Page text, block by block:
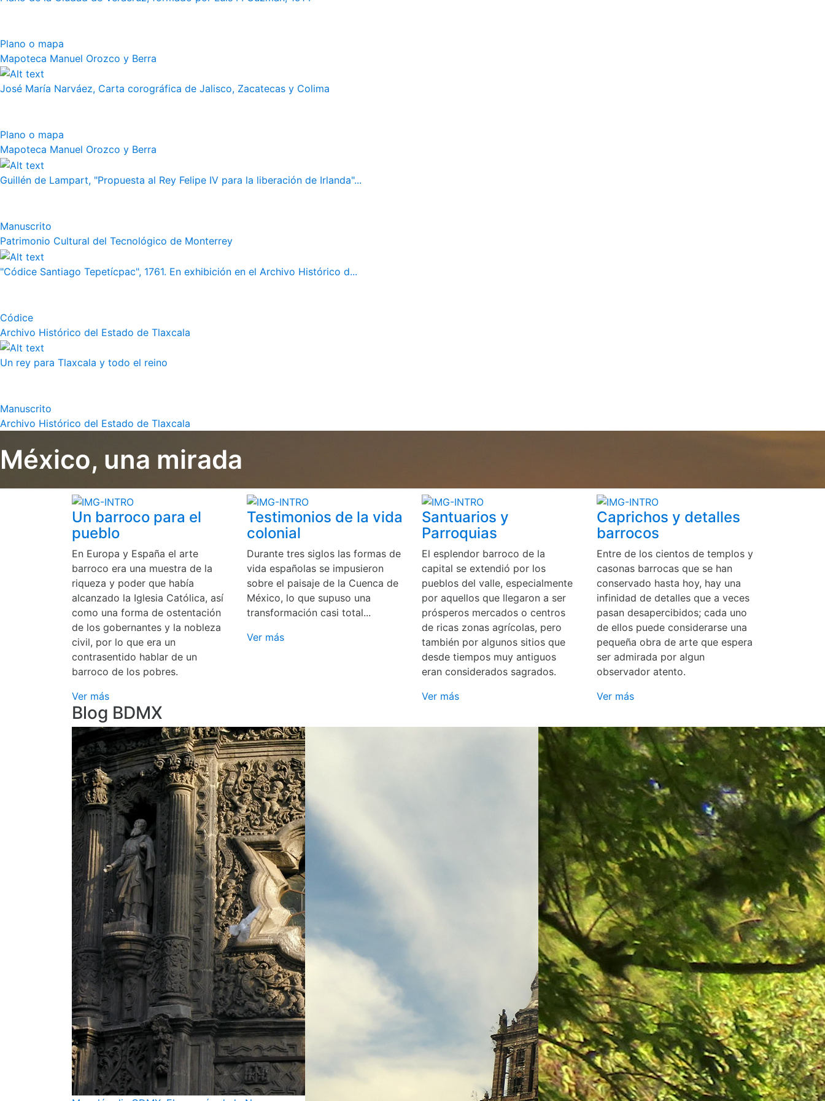
Plano o mapa
Mapoteca Manuel Orozco y Berra
José María Narváez, Carta corográfica de Jalisco, Zacatecas y Colima
Plano o mapa
Mapoteca Manuel Orozco y Berra
Guillén de Lampart, "Propuesta al Rey Felipe IV para la liberación de Irlanda"...
Manuscrito
Patrimonio Cultural del Tecnológico de Monterrey
"Códice Santiago Tepetícpac", 1761. En exhibición en el Archivo Histórico d...
Códice
Archivo Histórico del Estado de Tlaxcala
Un rey para Tlaxcala y todo el reino
Manuscrito
Archivo Histórico del Estado de Tlaxcala
México, una mirada
Un barroco para el
pueblo
En Europa y España el arte
barroco era una muestra de la
riqueza y poder que había
alcanzado la Iglesia Católica, así
como una forma de ostentación
de los gobernantes y la nobleza
civil, por lo que era un
contrasentido hablar de un
barroco de los pobres.
Ver más
Testimonios de la vida
colonial
Durante tres siglos las formas de
vida españolas se impusieron
sobre el paisaje de la Cuenca de
México, lo que supuso una
transformación casi total...
Ver más
Santuarios y
Parroquias
El esplendor barroco de la
capital se extendió por los
pueblos del valle, especialmente
por aquellos que llegaron a ser
prósperos mercados o centros
de ricas zonas agrícolas, pero
también por algunos sitios que
desde tiempos muy antiguos
eran considerados sagrados.
Ver más
Caprichos y detalles
barrocos
Entre de los cientos de templos y
casonas barrocas que se han
conservado hasta hoy, hay una
infinidad de detalles que a veces
pasan desapercibidos; cada uno
de ellos puede considerarse una
pequeña obra de arte que espera
ser admirada por algun
observador atento.
Ver más
Blog BDMX